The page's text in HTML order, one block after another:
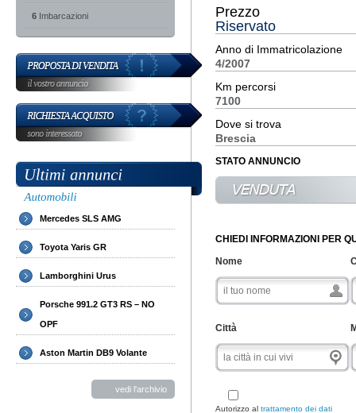
6 Imbarcazioni
Mercedes SLS AMG
Toyota Yaris GR
Lamborghini Urus
Porsche 991.2 GT3 RS – NO
OPF
Aston Martin DB9 Volante
vedi l'archivio
Prezzo
Riservato
Anno di Immatricolazione
4/2007
Km percorsi
7100
Dove si trova
Brescia
STATO ANNUNCIO
CHIEDI INFORMAZIONI PER
Nome
Città
Autorizzo al trattamento dei dati